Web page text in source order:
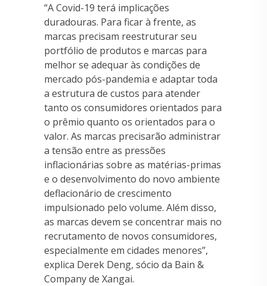
“A Covid-19 terá implicações
duradouras. Para ficar à frente, as
marcas precisam reestruturar seu
portfólio de produtos e marcas para
melhor se adequar às condições de
mercado pós-pandemia e adaptar toda
a estrutura de custos para atender
tanto os consumidores orientados para
o prêmio quanto os orientados para o
valor. As marcas precisarão administrar
a tensão entre as pressões
inflacionárias sobre as matérias-primas
e o desenvolvimento do novo ambiente
deflacionário de crescimento
impulsionado pelo volume. Além disso,
as marcas devem se concentrar mais no
recrutamento de novos consumidores,
especialmente em cidades menores”,
explica Derek Deng, sócio da Bain &
Company de Xangai.